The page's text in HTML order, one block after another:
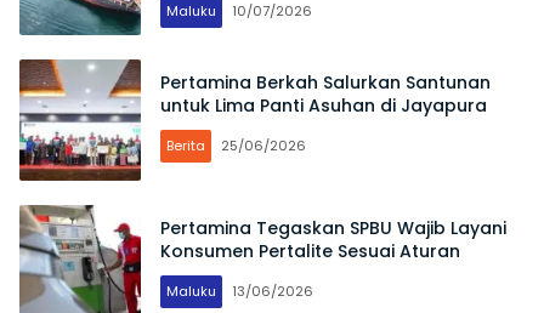
Maluku 10/07/2026
Pertamina Berkah Salurkan Santunan
untuk Lima Panti Asuhan di Jayapura
Berita 25/06/2026
Pertamina Tegaskan SPBU Wajib Layani
Konsumen Pertalite Sesuai Aturan
Maluku 13/06/2026